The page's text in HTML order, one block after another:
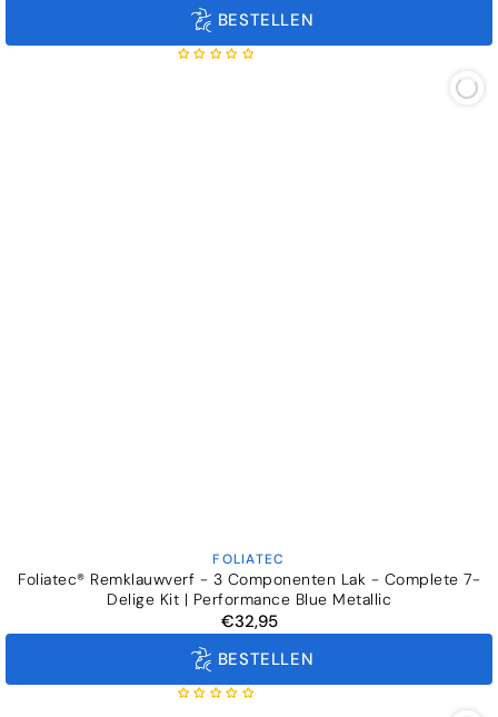
BESTELLEN
Verkoper:
FOLIATEC
Foliatec® Remklauwverf - 3 Componenten Lak - Complete 7-
Delige Kit | Performance Blue Metallic
Normale
€32,95
BESTELLEN